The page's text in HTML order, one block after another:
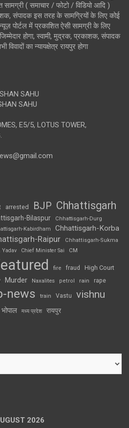
सामग्री ( समाचार / फोटो / विडियो आदि )
संपादक इस तरह के सामग्रियों के लिए कोई
पोर्टल में प्रकाशित ऐसी सामग्री के लिए
होगा, स्वामी, मुद्रक, प्रकाशक, संपादक
विवादों का न्यायक्षेत्र रायपुर होगा
SAHU
SAHU
E5/5, LOTUS TOWER,
arrested BJP Chhattisgarh
Bilaspur Chhattisgarh-Durg
Kabirdham Chhattisgarh-Korba
Raipur
Chhattisgarh-Sukma
Chief Minister Sai CM
fire fraud High Court
Murder Naxalites petrol rain rape
news train Vastu vishnu
भोपाल मध्य प्रदेश रायपुर
2026